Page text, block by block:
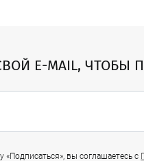
E-MAIL, ЧТОБЫ
«Подписаться», вы соглашаетесь с